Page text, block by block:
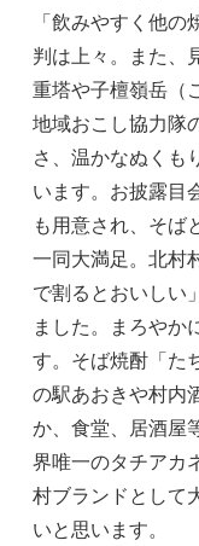
「飲みやすく他
判は上々。また、
重塔や子檀嶺岳（
地域おこし協力隊
さ、温かなぬくも
います。お披露目
も用意され、そば
一同大満足。北村
で割るとおいしい
ました。まろやか
す。そば焼酎「た
の駅あおきや村内
か、食堂、居酒屋
界唯一のタチアカ
村ブランドとして
いと思います。